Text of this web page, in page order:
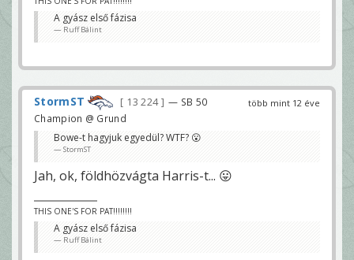
A gyász első fázisa
Ruff Bálint
több mint 12 éve
StormST 13 224
— SB 50
Champion @ Grund
Bowe-t hagyjuk egyedül? WTF? 😮
StormST
Jah, ok, földhözvágta Harris-t... 😛
THIS ONE'S FOR PAT!!!!!!!!
A gyász első fázisa
Ruff Bálint